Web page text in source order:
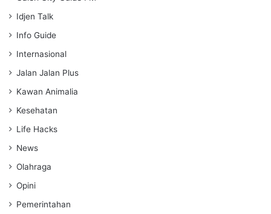
Idjen Talk
Info Guide
Internasional
Jalan Jalan Plus
Kawan Animalia
Kesehatan
Life Hacks
News
Olahraga
Opini
Pemerintahan